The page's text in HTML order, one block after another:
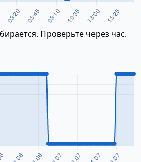
Проверьте через час.